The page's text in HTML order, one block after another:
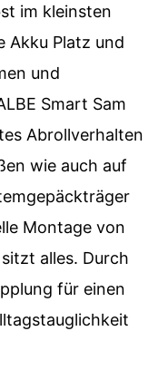
im kleinsten
Akku Platz und
und
Smart Sam
Abrollverhalten
wie auch auf
Montage von
alles. Durch
für einen